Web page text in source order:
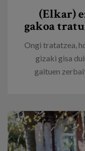
(Elkar)
gakoa
Ongi tratatzea,
gizaki gisa
gaituen